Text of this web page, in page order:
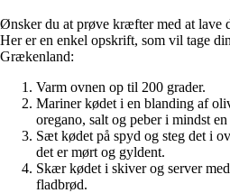
Ønsker du at prøve kræfter med at lave
Her er en enkel opskrift, som vil tage
Grækenland:
Varm ovnen op til 200 grader.
Mariner kødet i en blanding af
oregano, salt og peber i mindst
Sæt kødet på spyd og steg det i
det er mørt og gyldent.
Skær kødet i skiver og server
fladbrød.